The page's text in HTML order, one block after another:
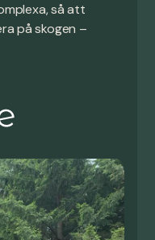
så att
på skogen –